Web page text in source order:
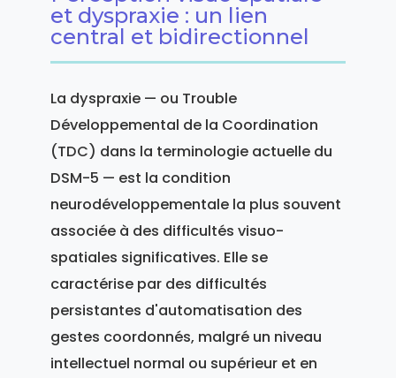
et dyspraxie : un lien
central et bidirectionnel
La dyspraxie — ou Trouble
Développemental de la Coordination
(TDC) dans la terminologie actuelle du
DSM-5 — est la condition
neurodéveloppementale la plus souvent
associée à des difficultés visuo-
spatiales significatives. Elle se
caractérise par des difficultés
persistantes d'automatisation des
gestes coordonnés, malgré un niveau
intellectuel normal ou supérieur et en